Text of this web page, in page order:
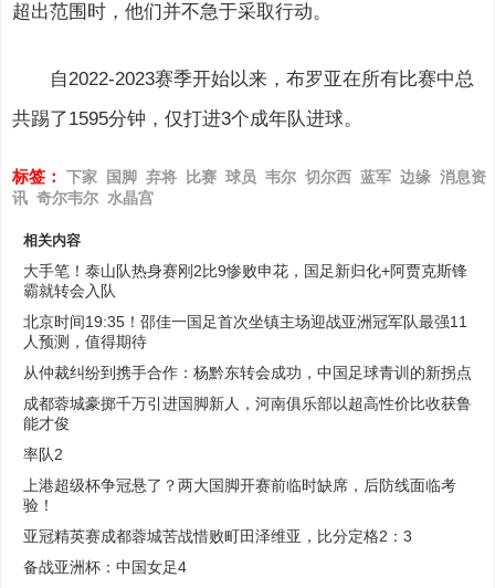
超出范围时，他们并不急于采取行动。
自2022-2023赛季开始以来，布罗亚在所有比赛中总
共踢了1595分钟，仅打进3个成年队进球。
标签： 下家 国脚 弃将 比赛 球员 韦尔 切尔西 蓝军 边缘 消息资
讯 奇尔韦尔 水晶宫
相关内容
大手笔！泰山队热身赛刚2比9惨败申花，国足新归化+阿贾克斯锋
霸就转会入队
北京时间19:35！邵佳一国足首次坐镇主场迎战亚洲冠军队最强11
人预测，值得期待
从仲裁纠纷到携手合作：杨黔东转会成功，中国足球青训的新拐点
成都蓉城豪掷千万引进国脚新人，河南俱乐部以超高性价比收获鲁
能才俊
率队2
上港超级杯争冠悬了？两大国脚开赛前临时缺席，后防线面临考
验！
亚冠精英赛成都蓉城苦战惜败町田泽维亚，比分定格2：3
备战亚洲杯：中国女足4